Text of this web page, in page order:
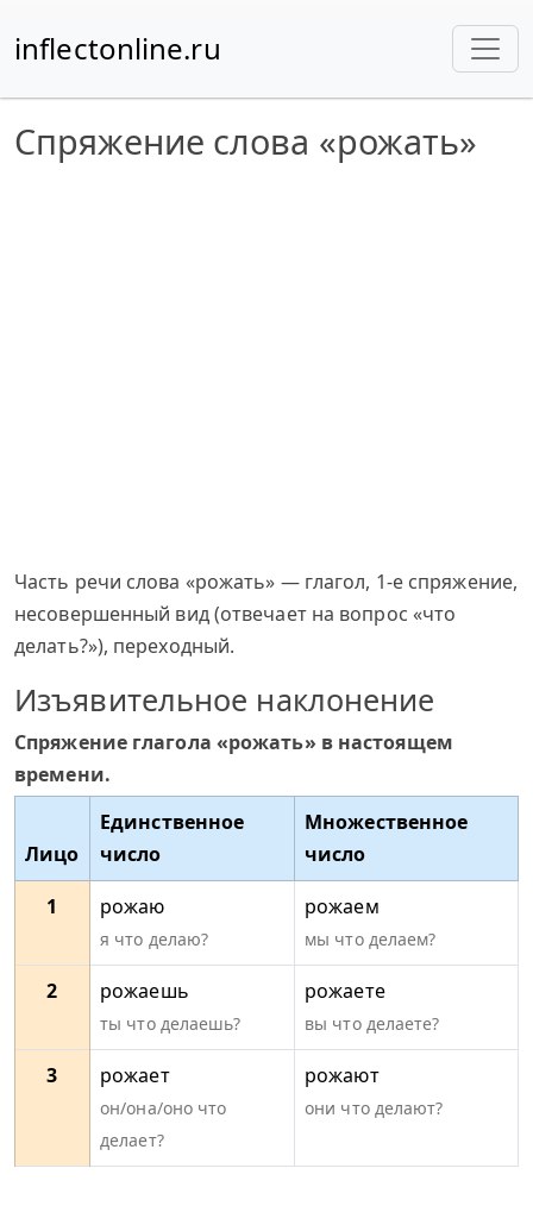
inflectonline.ru
Спряжение слова «рожать»
Часть речи слова «рожать» — глагол, 1-е спряжение,
несовершенный вид (отвечает на вопрос «что
делать?»), переходный.
Изъявительное наклонение
Спряжение глагола «рожать» в настоящем
времени.
Лицо
Единственное
число
Множественное
число
1
рожаю
я что делаю?
рожаем
мы что делаем?
2 рожаешь
ты что делаешь?
рожаете
вы что делаете?
3 рожает
он/она/оно что
делает?
рожают
они что делают?